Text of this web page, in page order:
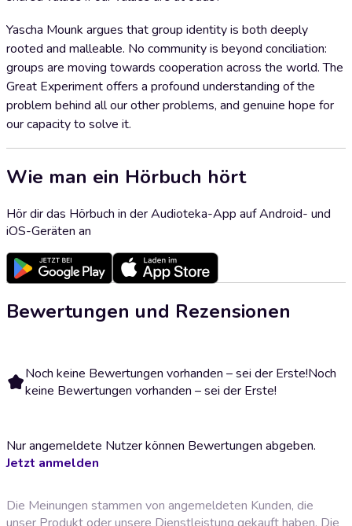
Yascha Mounk argues that group identity is both deeply
rooted and malleable. No community is beyond conciliation:
groups are moving towards cooperation across the world. The
Great Experiment offers a profound understanding of the
problem behind all our other problems, and genuine hope for
our capacity to solve it.
Wie man ein Hörbuch hört
Hör dir das Hörbuch in der Audioteka-App auf Android- und
iOS-Geräten an
Bewertungen und Rezensionen
Noch keine Bewertungen vorhanden – sei der Erste!Noch
keine Bewertungen vorhanden – sei der Erste!
Nur angemeldete Nutzer können Bewertungen abgeben.
Jetzt anmelden
Die Meinungen stammen von angemeldeten Kunden, die